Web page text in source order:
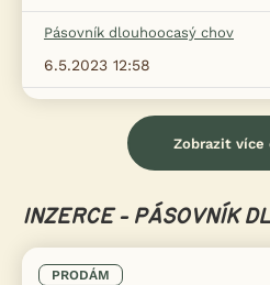
Pásovník dlouhoocasý chov
6.5.2023 12:58
Zobrazit více
INZERCE - PÁSOVNÍK
PRODÁM